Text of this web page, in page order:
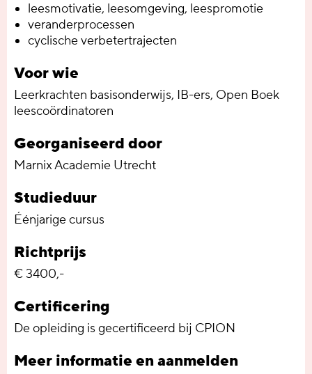
leesmotivatie, leesomgeving, leespromotie
veranderprocessen
cyclische verbetertrajecten
Voor wie
Leerkrachten basisonderwijs, IB-ers, Open Boek
leescoördinatoren
Georganiseerd door
Marnix Academie Utrecht
Studieduur
Éénjarige cursus
Richtprijs
€ 3400,-
Certificering
De opleiding is gecertificeerd bij CPION
Meer informatie en aanmelden